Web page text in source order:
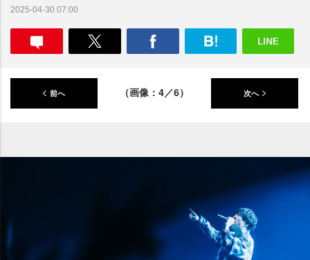
2025-04-30 07:00
前へ （画像：4／6） 次へ